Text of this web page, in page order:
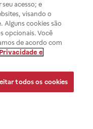
acesso; e
visando o
Alguns cookies são
opcionais. Você
de acordo com
e
todos os cookies